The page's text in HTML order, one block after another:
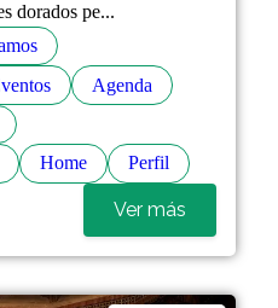
dorados pe...
Agenda
Home Perfil
Ver más